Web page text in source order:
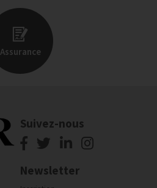
Assurance
Suivez-nous
Newsletter